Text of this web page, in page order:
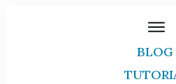
BLOG